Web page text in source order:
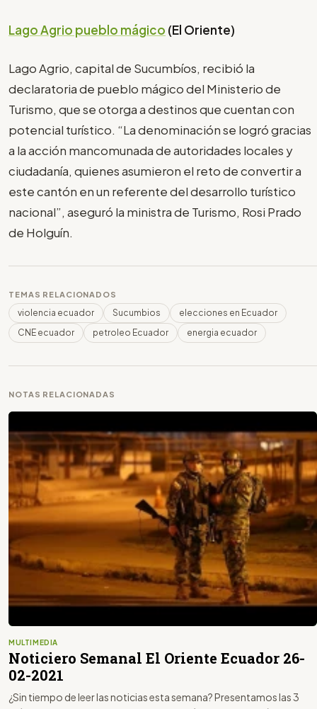
Lago Agrio pueblo mágico (El Oriente)
Lago Agrio, capital de Sucumbíos, recibió la
declaratoria de pueblo mágico del Ministerio de
Turismo, que se otorga a destinos que cuentan con
potencial turístico. “La denominación se logró gracias
a la acción mancomunada de autoridades locales y
ciudadanía, quienes asumieron el reto de convertir a
este cantón en un referente del desarrollo turístico
nacional”, aseguró la ministra de Turismo, Rosi Prado
de Holguín.
TEMAS RELACIONADOS
violencia ecuador Sucumbios
elecciones en Ecuador
CNE ecuador
petroleo Ecuador energia ecuador
NOTAS RELACIONADAS
MULTIMEDIA
Noticiero Semanal El Oriente Ecuador 26-
02-2021
¿Sin tiempo de leer las noticias esta semana? Presentamos las 3